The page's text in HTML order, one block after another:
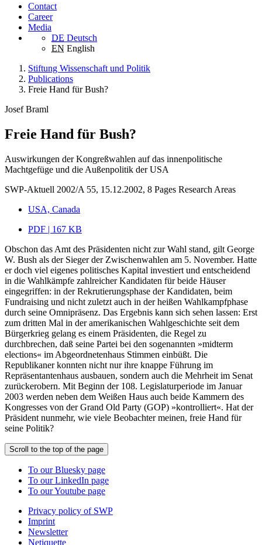
Contact
Career
Media
DE Deutsch
EN English
Stiftung Wissenschaft und Politik
Publications
Freie Hand für Bush?
Josef Braml
Freie Hand für Bush?
Auswirkungen der Kongreßwahlen auf das innenpolitische
Machtgefüge und die Außenpolitik der USA
SWP-Aktuell 2002/A 55, 15.12.2002, 8 Pages Research Areas
USA, Canada
PDF | 167 KB
Obschon das Amt des Präsidenten nicht zur Wahl stand, gilt George
W. Bush als der Sieger der Zwischenwahlen am 5. November. Hatte
er doch viel eigenes politisches Kapital investiert und entscheidend
in die Wahlkämpfe zahlreicher Kandidaten für beide Häuser
eingegriffen: in der Rekrutierungsphase der Kandidaten, beim
Fundraising und nicht zuletzt auch in der heißen Wahlkampfphase
durch seine Omnipräsenz. Das Ergebnis kann sich sehen lassen: Erst
zum dritten Mal in der amerikanischen Wahlgeschichte seit dem
Bürgerkrieg gelang es einem Präsidenten, die Regel zu
durchbrechen, daß seine Partei bei den sogenannten »midterm
elections« im Abgeordnetenhaus Stimmen einbüßt. Die
Republikaner konnten nicht nur ihre knappe Führung im
Repräsentantenhaus ausbauen, sondern auch die Mehrheit im Senat
zurückerobern. Mit Beginn der 108. Legislaturperiode im Januar
2003 werden neben dem Weißen Haus auch beide Kammern des
Kongresses von der Grand Old Party (GOP) »kontrolliert«. Hat der
Präsident nunmehr, wie viele Beobachter meinen, freie Hand für
seine Politik?
Scroll to the top of the page
To our Bluesky page
To our LinkedIn page
To our Youtube page
Privacy policy of SWP
Imprint
Newsletter
Netiquette